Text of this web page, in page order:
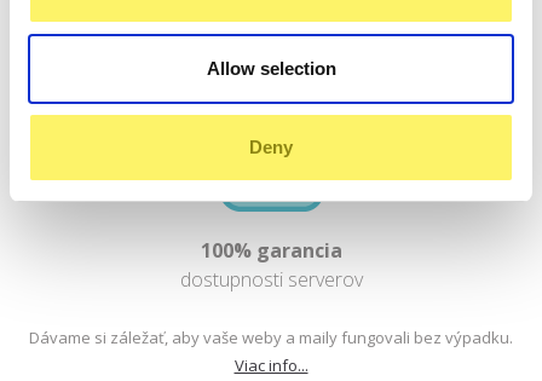
Allow selection
Deny
100% garancia
dostupnosti serverov
Dávame si záležať, aby vaše weby a maily fungovali bez výpadku.
Viac info...